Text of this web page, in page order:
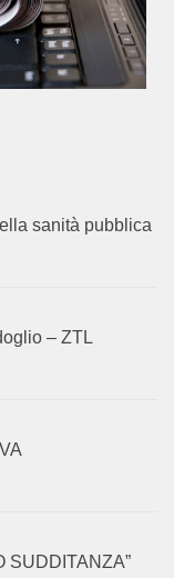
sanità pubblica
– ZTL
SUDDITANZA”